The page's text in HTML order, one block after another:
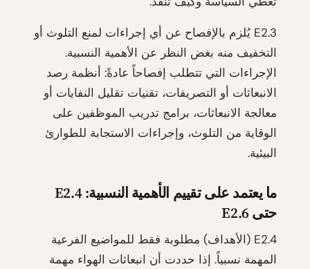
E2.3 يُلزم بالإفصاح عن أي إجراءات لمنع التلوث أو
التخفيف منه بغض النظر عن الأهمية النسبية.
الإجراءات التي تتطلب إفصاحاً عادةً: أنظمة رصد
الانبعاثات أو التصريفات، تقنيات تقليل النفايات أو
معالجة الانبعاثات، برامج تدريب الموظفين على
الوقاية من التلوث، وإجراءات الاستجابة للطوارئ
البيئية.
ما يعتمد على تقييم الأهمية النسبية: E2.4
حتى E2.6
E2.4 (الأهداف) مطلوبة فقط للمواضيع الفرعية
المهمة نسبياً. إذا حددت أن انبعاثات الهواء مهمة